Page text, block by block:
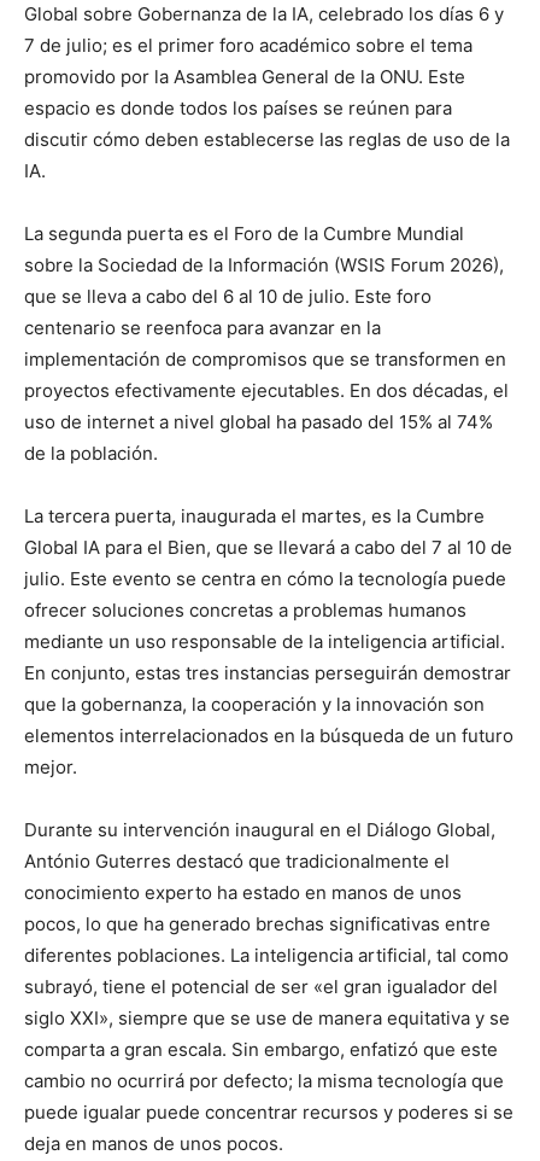
Global sobre Gobernanza de la IA, celebrado los días 6 y
7 de julio; es el primer foro académico sobre el tema
promovido por la Asamblea General de la ONU. Este
espacio es donde todos los países se reúnen para
discutir cómo deben establecerse las reglas de uso de la
IA.
La segunda puerta es el Foro de la Cumbre Mundial
sobre la Sociedad de la Información (WSIS Forum 2026),
que se lleva a cabo del 6 al 10 de julio. Este foro
centenario se reenfoca para avanzar en la
implementación de compromisos que se transformen en
proyectos efectivamente ejecutables. En dos décadas, el
uso de internet a nivel global ha pasado del 15% al 74%
de la población.
La tercera puerta, inaugurada el martes, es la Cumbre
Global IA para el Bien, que se llevará a cabo del 7 al 10 de
julio. Este evento se centra en cómo la tecnología puede
ofrecer soluciones concretas a problemas humanos
mediante un uso responsable de la inteligencia artificial.
En conjunto, estas tres instancias perseguirán demostrar
que la gobernanza, la cooperación y la innovación son
elementos interrelacionados en la búsqueda de un futuro
mejor.
Durante su intervención inaugural en el Diálogo Global,
António Guterres destacó que tradicionalmente el
conocimiento experto ha estado en manos de unos
pocos, lo que ha generado brechas significativas entre
diferentes poblaciones. La inteligencia artificial, tal como
subrayó, tiene el potencial de ser «el gran igualador del
siglo XXI», siempre que se use de manera equitativa y se
comparta a gran escala. Sin embargo, enfatizó que este
cambio no ocurrirá por defecto; la misma tecnología que
puede igualar puede concentrar recursos y poderes si se
deja en manos de unos pocos.